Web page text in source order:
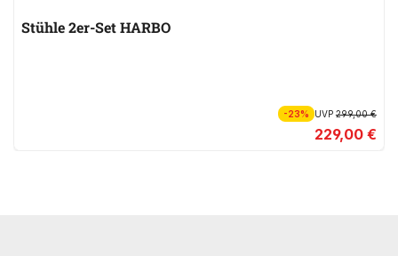
Stühle 2er-Set HARBO
-23% UVP299,00 €
229,00 €